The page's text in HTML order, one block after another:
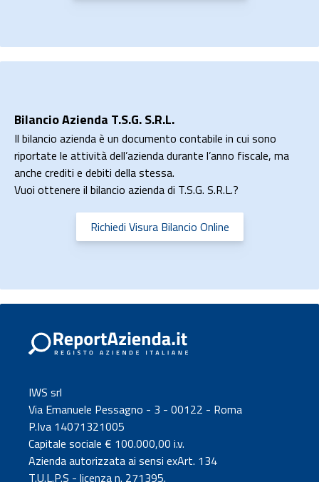
Bilancio Azienda T.S.G. S.R.L.
Il bilancio azienda è un documento contabile in cui sono
riportate le attività dell’azienda durante l’anno fiscale, ma
anche crediti e debiti della stessa.
Vuoi ottenere il bilancio azienda di T.S.G. S.R.L.?
Richiedi Visura Bilancio Online
IWS srl
Via Emanuele Pessagno - 3 - 00122 - Roma
P.Iva 14071321005
Capitale sociale € 100.000,00 i.v.
Azienda autorizzata ai sensi exArt. 134
T.U.L.P.S - licenza n. 271395.